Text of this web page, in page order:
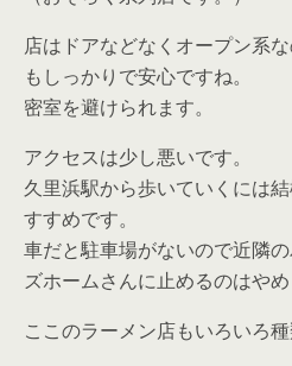
店はドアなどなくオープン系
もしっかりで安心ですね。
密室を避けられます。
アクセスは少し悪いです。
久里浜駅から歩いていくには
すすめです。
車だと駐車場がないので近隣
ズホームさんに止めるのはやめ
ここのラーメン店もいろいろ種